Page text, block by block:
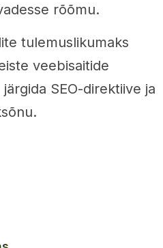
rõõmu.
tulemuslikumaks
veebisaitide
SEO-direktiive ja